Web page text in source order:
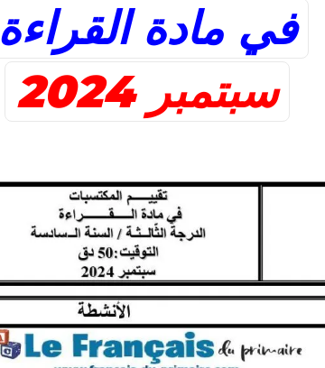
في مادة القراءة
سبتمبر 2024